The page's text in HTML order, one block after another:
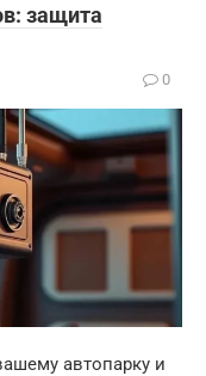
защита
0
автопарку и